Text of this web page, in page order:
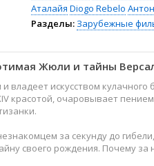
Аталайя Diogo Rebelo
Разделы: Зарубежные
Жюли и тайны
владеет искусством
красотой, очаровывает
за секунду до
своего рождения. Почему